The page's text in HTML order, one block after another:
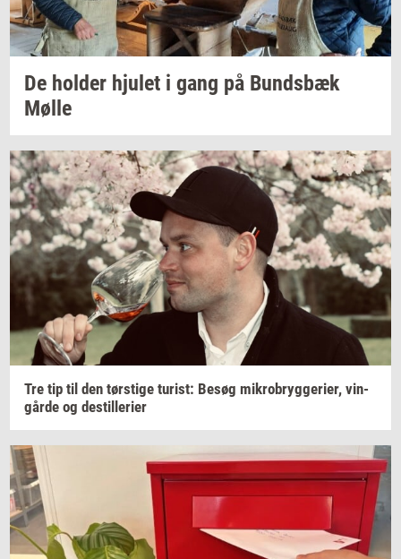
De hol­der hju­let i gang på Bunds­bæk
Mølle
Tre tip til den tørsti­ge turist: Besøg mi­kro­bryg­ge­ri­er, vin­
går­de og destil­le­ri­er